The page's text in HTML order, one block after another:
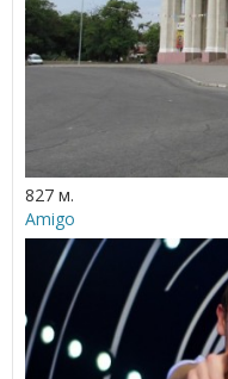
827 м.
Amigo